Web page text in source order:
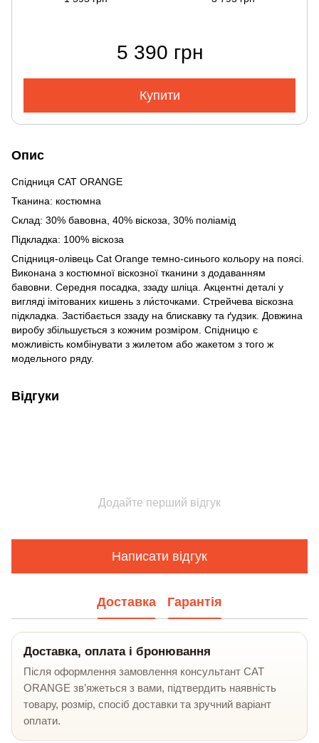
5 390 грн
Купити
Опис
Спідниця CAT ORANGE
Тканина: костюмна
Склад: 30% бавовна, 40% віскоза, 30% поліамід
Підкладка: 100% віскоза
Спідниця-олівець Cat Orange темно-синього кольору на поясі.
Виконана з костюмної віскозної тканини з додаванням
бавовни. Середня посадка, ззаду шліца. Акцентні деталі у
вигляді імітованих кишень з ли́сточками. Стрейчева віскозна
підкладка. Застібається ззаду на блискавку та ґудзик. Довжина
виробу збільшується з кожним розміром. Спідницю є
можливість комбінувати з жилетом або жакетом з того ж
модельного ряду.
Відгуки
Додайте перший відгук
Написати відгук
Доставка Гарантія
Доставка, оплата і бронювання
Після оформлення замовлення консультант CAT
ORANGE зв’яжеться з вами, підтвердить наявність
товару, розмір, спосіб доставки та зручний варіант
оплати.